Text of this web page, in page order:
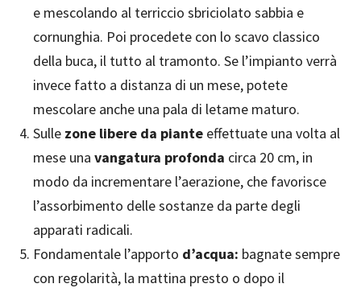
e mescolando al terriccio sbriciolato sabbia e
cornunghia. Poi procedete con lo scavo classico
della buca, il tutto al tramonto. Se l’impianto verrà
invece fatto a distanza di un mese, potete
mescolare anche una pala di letame maturo.
Sulle zone libere da piante effettuate una volta al
mese una vangatura profonda circa 20 cm, in
modo da incrementare l’aerazione, che favorisce
l’assorbimento delle sostanze da parte degli
apparati radicali.
Fondamentale l’apporto d’acqua: bagnate sempre
con regolarità, la mattina presto o dopo il